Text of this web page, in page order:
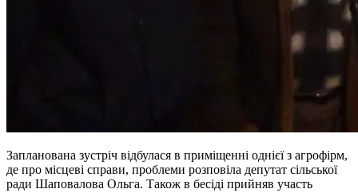
Запланована зустріч відбулася в приміщенні однієї з агрофірм,
де про місцеві справи, проблеми розповіла депутат сільської
ради Шаповалова Ольга. Також в бесіді прийняв участь